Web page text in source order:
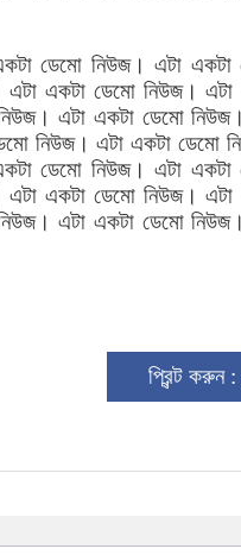
ডেমো নিউজ। এটা একটা
একটা ডেমো নিউজ। এটা
এটা একটা ডেমো
নিউজ। এটা একটা ডেমো
ডেমো নিউজ। এটা একটা
একটা ডেমো নিউজ। এটা
এটা একটা ডেমো
প্রিন্ট করুন :